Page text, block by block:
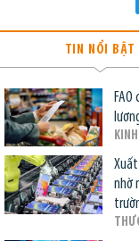
TIN NỔI BẬT
nhờ